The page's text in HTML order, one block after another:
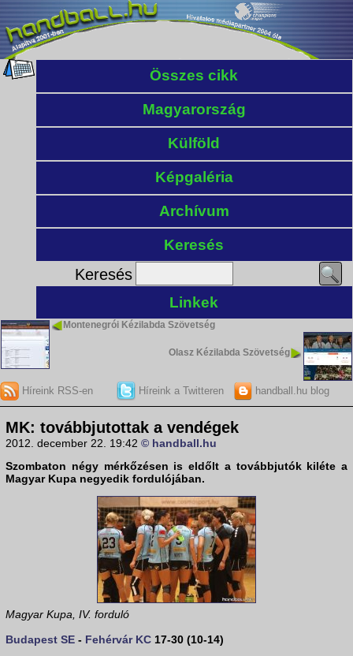
Összes cikk
Magyarország
Külföld
Képgaléria
Archívum
Keresés
Keresés
Linkek
Montenegrói Kézilabda Szövetség
Olasz Kézilabda Szövetség
Híreink RSS-en Híreink a Twitteren handball.hu blog
MK: továbbjutottak a vendégek
2012. december 22. 19:42 © handball.hu
Szombaton négy mérkőzésen is eldőlt a továbbjutók kiléte a
Magyar Kupa negyedik fordulójában.
Magyar Kupa, IV. forduló
Budapest SE - Fehérvár KC 17-30 (10-14)